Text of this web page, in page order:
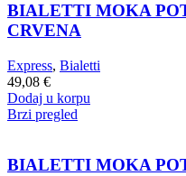
BIALETTI MOKA
CRVENA
Express, Bialetti
49,08 €
Dodaj u korpu
Brzi pregled
BIALETTI MOKA